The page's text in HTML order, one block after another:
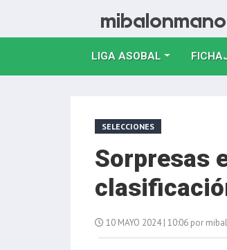
LIGA ASOBAL
SELECCIONES
Sorpresas
10 MAYO 2024 | 10:06 por